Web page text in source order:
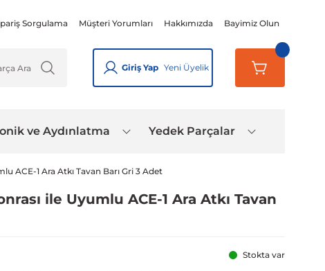
Sorgulama Müşteri Yorumları Hakkımızda Bayimiz Olun
Giriş Yap Yeni Üyelik
ve Aydınlatma Yedek Parçalar
ACE-1 Ara Atkı Tavan Barı Gri 3 Adet
ile Uyumlu ACE-1 Ara Atkı Tavan
Stokta var